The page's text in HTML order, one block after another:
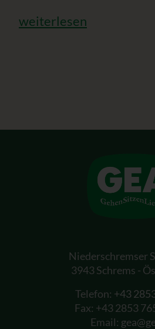
weiterlesen
Niederschremser
3943 Schrems -
Telefon: +43
Fax: +43 2853
Email: